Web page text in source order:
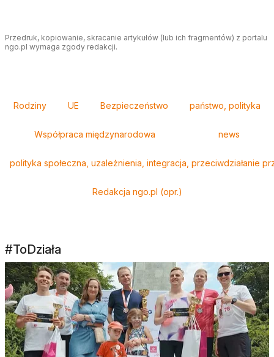
Przedruk, kopiowanie, skracanie artykułów (lub ich fragmentów) z portalu
ngo.pl wymaga zgody redakcji.
Rodziny UE Bezpieczeństwo państwo, polityka
Współpraca międzynarodowa news
polityka społeczna, uzależnienia, integracja, przeciwdziałanie
Redakcja ngo.pl (opr.)
#ToDziała